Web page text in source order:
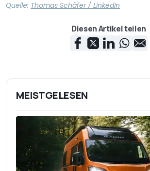
Quelle: Thomas Schäfer / LinkedIn
Diesen Artikel teilen
MEISTGELESEN